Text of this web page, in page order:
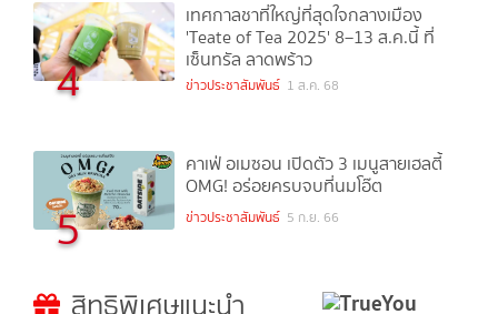
4
เทศกาลชาที่ใหญ่ที่สุดใจกลางเมือง
'Teate of Tea 2025' 8–13 ส.ค.นี้ ที่
เซ็นทรัล ลาดพร้าว
ข่าวประชาสัมพันธ์ 1 ส.ค. 68
5
คาเฟ่ อเมซอน เปิดตัว 3 เมนูสายเฮลตี้
OMG! อร่อยครบจบที่นมโอ๊ต
ข่าวประชาสัมพันธ์ 5 ก.ย. 66